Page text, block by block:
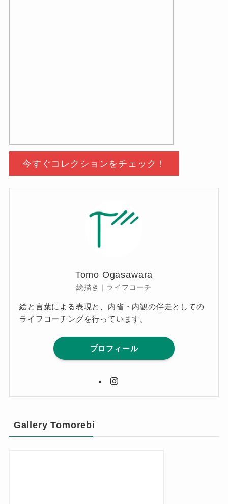
今すぐコレクションをチェック！
Tomo Ogasawara
絵描き｜ライフコーチ
絵と言葉による表現と、内省・内観の伴走としての
ライフコーチングを行っています。
プロフィール
Gallery Tomorebi